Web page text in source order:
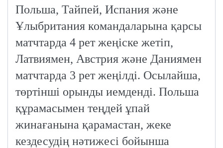
Польша, Тайпей, Испания және
Ұлыбритания командаларына қарсы
матчтарда 4 рет жеңіске жетіп,
Латвиямен, Австрия және Даниямен
матчтарда 3 рет жеңілді. Осылайша,
төртінші орынды иемденді. Польша
құрамасымен теңдей ұпай
жинағанына қарамастан, жеке
кездесудің нәтижесі бойынша